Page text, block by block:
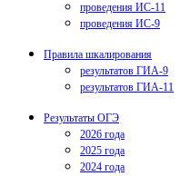
проведения ИС-11
проведения ИС-9
Правила шкалирования
результатов ГИА-9
результатов ГИА-11
Результаты ОГЭ
2026 года
2025 года
2024 года